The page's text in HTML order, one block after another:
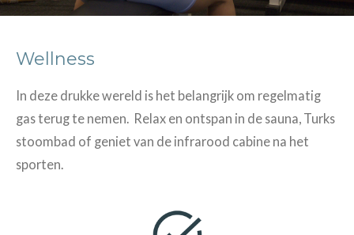
Wellness
In deze drukke wereld is het belangrijk om regelmatig
gas terug te nemen. Relax en ontspan in de sauna, Turks
stoombad of geniet van de infrarood cabine na het
sporten.